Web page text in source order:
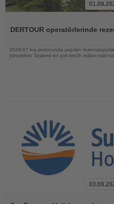
DERTOUR operatörlerinde
2026/27 kış sezonunda yapılan
yönelirken Tayland en çok tercih edilen tatil